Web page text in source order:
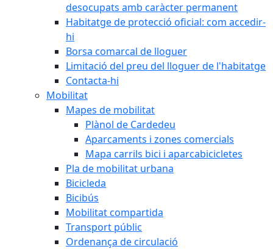
desocupats amb caràcter permanent
Habitatge de protecció oficial: com accedir-
hi
Borsa comarcal de lloguer
Limitació del preu del lloguer de l'habitatge
Contacta-hi
Mobilitat
Mapes de mobilitat
Plànol de Cardedeu
Aparcaments i zones comercials
Mapa carrils bici i aparcabicicletes
Pla de mobilitat urbana
Bicicleda
Bicibús
Mobilitat compartida
Transport públic
Ordenança de circulació